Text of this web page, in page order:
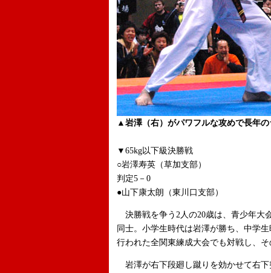
▲岩澤（右）がパワフルな攻めで長年
▼65kg以下級決勝戦
○岩澤寿英（草加支部）
判定5－0
●山下康太朗（東川口支部）
決勝戦を争う2人の20歳は、青少年大
同士。小学生時代は岩澤が勝ち、中学
行われた全関東練成大会でも対戦し、
岩澤が右下段廻し蹴りを効かせて右